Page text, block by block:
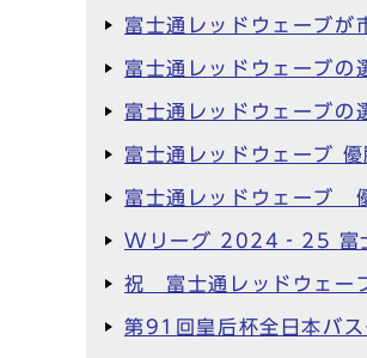
富士通レッドウェーブ
富士通レッドウェーブの
富士通レッドウェーブの
富士通レッドウェーブ
富士通レッドウェーブ
Wリーグ 2024‐25 富士
祝 富士通レッドウェー
第91回皇后杯全日本バ